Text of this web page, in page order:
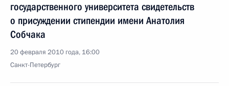
государственного университета свидетельств
о присуждении стипендии имени Анатолия
Собчака
20 февраля 2010 года, 16:00
Санкт-Петербург